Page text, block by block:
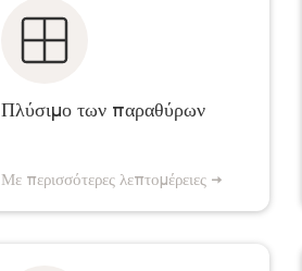
Πλύσιμο των παραθύρων
Με περισσότερες λεπτομέρειες →
целиком с двух сторон.
Балконная дверь считается как
350 с